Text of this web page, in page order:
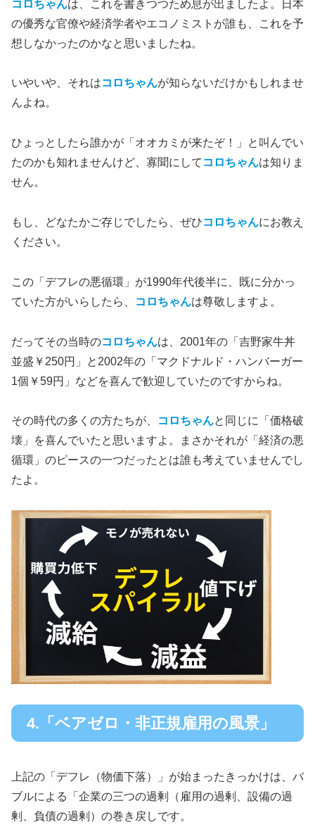
コロちゃんは、これを書きつつため息が出ましたよ。日本
の優秀な官僚や経済学者やエコノミストが誰も、これを予
想しなかったのかなと思いましたね。
いやいや、それはコロちゃんが知らないだけかもしれませ
んよね。
ひょっとしたら誰かが「オオカミが来たぞ！」と叫んでい
たのかも知れませんけど、寡聞にして コロちゃんは知りま
せん。
もし、どなたかご存じでしたら、ぜひコロちゃんにお教え
ください。
この「デフレの悪循環」が1990年代後半に、既に分かっ
ていた方がいらしたら、
コロちゃんは尊敬しますよ。
だってその当時のコロちゃんは、2001年の「吉野家牛丼
並盛￥250円」と2002年の「マクドナルド・ハンバーガー
1個￥59円」などを喜んで歓迎していたのですからね。
その時代の多くの方たちが、 コロちゃんと同じに「価格破
壊」を喜んでいたと思いますよ。まさかそれが「経済の悪
循環」のピースの一つだったとは誰も考えていませんでし
たよ。
4.「ベアゼロ・非正規雇用の風景」
上記の「デフレ（物価下落）」が始まったきっかけは、バ
ブルによる「企業の三つの過剰（雇用の過剰、設備の過
剰、負債の過剰）の巻き戻しです。